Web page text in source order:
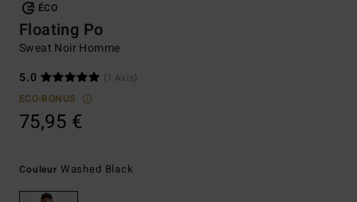
ÉCO
Floating Po
Sweat Noir Homme
5.0
(1 Avis)
ECO-BONUS
75,95 €
Couleur Washed Black